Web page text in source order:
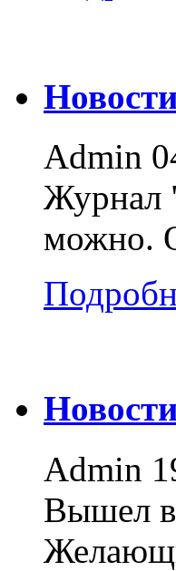
Admin
Журнал
можно.
Admin
Вышел